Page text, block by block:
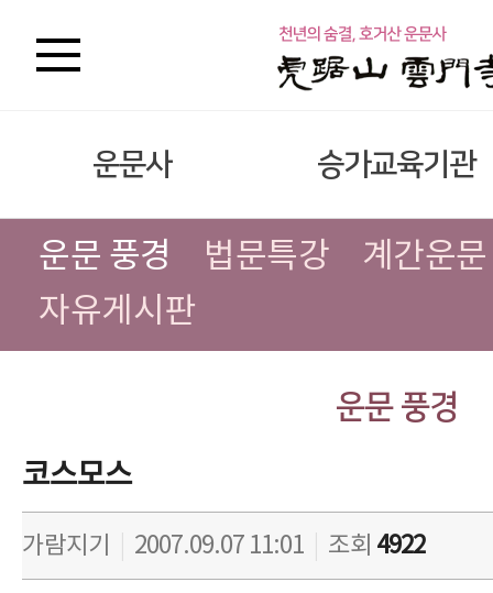
운문사 승가교육기관
운문 풍경 법문특강
계간운문
자유게시판
운문 풍경
코스모스
가람지기 2007.09.07 11:01 조회 4922